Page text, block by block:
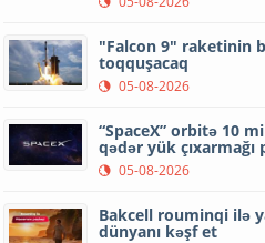
"Falcon 9" raketinin
toqquşacaq
05-08-2026
“SpaceX” orbitə 10
qədər yük çıxarmağı
05-08-2026
Bakcell rouminqi ilə
dünyanı kəşf et